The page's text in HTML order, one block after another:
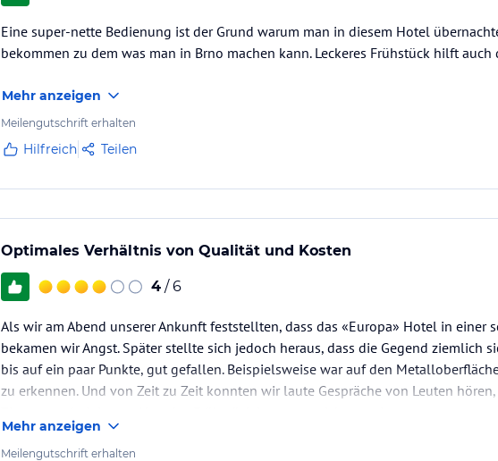
Eine super-nette Bedienung ist der Grund warum man in diesem Hotel
bekommen zu dem was man in Brno machen kann. Leckeres Frühstück hilft
Mehr anzeigen
Meilengutschrift erhalten
Hilfreich Teilen
Optimales Verhältnis von Qualität und Kosten
4 / 6
Als wir am Abend unserer Ankunft feststellten, dass das «Europa» Hotel in einer
bekamen wir Angst. Später stellte sich jedoch heraus, dass die Gegend ziemlich
bis auf ein paar Punkte, gut gefallen. Beispielsweise war auf den
zu erkennen. Und von Zeit zu Zeit konnten wir laute Gespräche von Leuten
Mehr anzeigen
Meilengutschrift erhalten